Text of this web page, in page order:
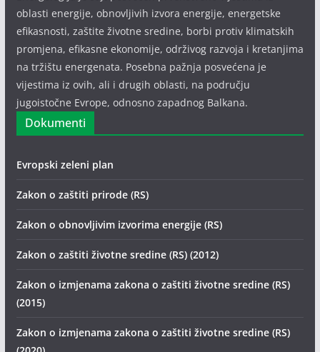
oblasti energije, obnovljivih izvora energije, energetske
efikasnosti, zaštite životne sredine, borbi protiv klimatskih
promjena, efikasne ekonomije, održivog razvoja i kretanjima
na tržištu energenata. Posebna pažnja posvećena je
vijestima iz ovih, ali i drugih oblasti, na području
jugoistočne Evrope, odnosno zapadnog Balkana.
Dokumenti
Evropski zeleni plan
Zakon o zaštiti prirode (RS)
Zakon o obnovljivim izvorima energije (RS)
Zakon o zaštiti životne sredine (RS) (2012)
Zakon o izmjenama zakona o zaštiti životne sredine (RS)
(2015)
Zakon o izmjenama zakona o zaštiti životne sredine (RS)